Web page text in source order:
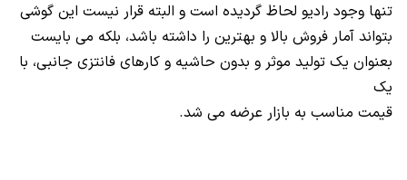
تنها وجود رادیو لحاظ گردیده است و البته قرار نیست این گوشی
بتواند آمار فروش بالا و بهترین را داشته باشد، بلکه می بایست
بعنوان یک تولید موثر و بدون حاشیه و کارهای فانتزی جانبی، با
یک
قیمت مناسب به بازار عرضه می شد.